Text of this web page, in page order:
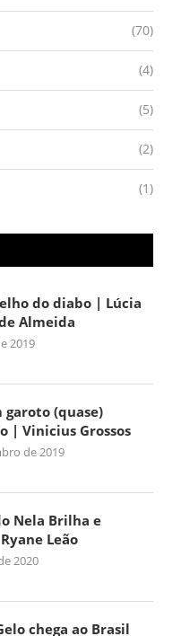
(70)
(4)
(5)
(2)
(1)
do diabo | Lúcia
Almeida
2019
garoto (quase)
| Vinicius Grossos
de 2019
Nela Brilha e
Leão
2020
chega ao Brasil